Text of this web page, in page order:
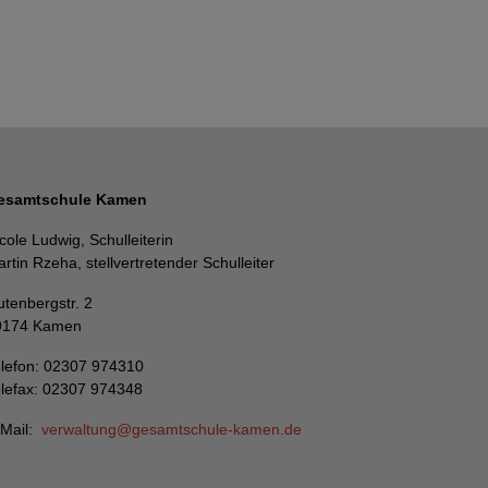
Kamen
Ludwig, Schulleiterin
Rzeha, stellvertretender Schulleiter
2
Kamen
02307 974310
02307 974348
verwaltung gesamtschule-kamen de